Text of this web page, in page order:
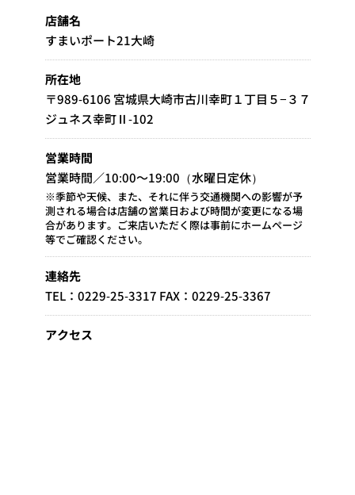
店舗名
すまいポート21大崎
所在地
〒989-6106 宮城県大崎市古川幸町１丁目５−３７
ジュネス幸町Ⅱ-102
営業時間
営業時間／10:00～19:00（水曜日定休）
※季節や天候、また、それに伴う交通機関への影響が予
測される場合は店舗の営業日および時間が変更になる場
合があります。ご来店いただく際は事前にホームページ
等でご確認ください。
連絡先
TEL：0229-25-3317 FAX：0229-25-3367
アクセス